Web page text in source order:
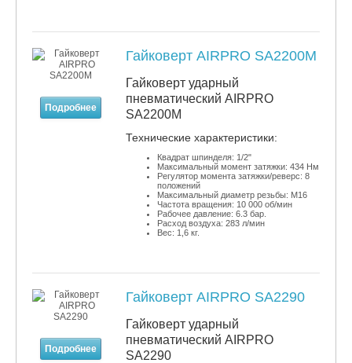
Подробнее
Гайковерт AIRPRO SA2200M
Гайковерт ударный
пневматический AIRPRO
SA2200M
​Технические характеристики:
Квадрат шпинделя: 1/2"
Максимальный момент затяжки: 434 Нм
Регулятор момента затяжки/реверс: 8
положений
Максимальный диаметр резьбы: М16
Частота вращения: 10 000 об/мин
Рабочее давление: 6.3 бар.
Расход воздуха: 283 л/мин
Вес: 1,6 кг.
Подробнее
Гайковерт AIRPRO SA2290
Гайковерт ударный
пневматический AIRPRO
SA2290